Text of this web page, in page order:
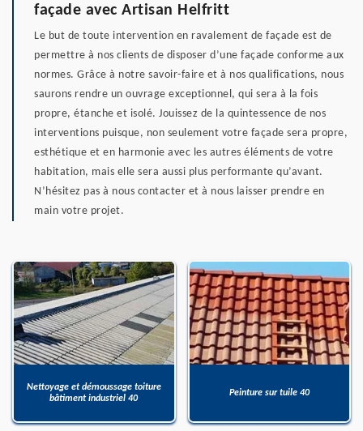
façade avec Artisan Helfritt
Le but de toute intervention en ravalement de façade est de
permettre à nos clients de disposer d’une façade conforme aux
normes. Grâce à notre savoir-faire et à nos qualifications, nous
saurons rendre un ouvrage exceptionnel, qui sera à la fois
propre, étanche et isolé. Jouissez de la quintessence de nos
interventions puisque, non seulement votre façade sera propre,
esthétique et en harmonie avec les autres éléments de votre
habitation, mais elle sera aussi plus performante qu’avant.
N’hésitez pas à nous contacter et à nous laisser prendre en
main votre projet.
Nettoyage et démoussage toiture
bâtiment industriel 40
Peinture sur tuile 40